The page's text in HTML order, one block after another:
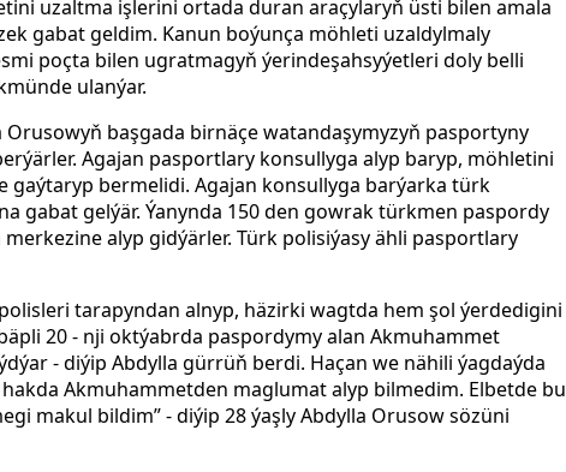
uzaltma işlerini ortada duran araçylaryň üsti bilen amala
gabat geldim. Kanun boýunça möhleti uzaldylmaly
poçta bilen ugratmagyň ýerindeşahsyýetleri doly belli
ulanýar.
Orusowyň başgada birnäçe watandaşymyzyň pasportyny
Agajan pasportlary konsullyga alyp baryp, möhletini
gaýtaryp bermelidi. Agajan konsullyga barýarka türk
gabat gelýär. Ýanynda 150 den gowrak türkmen paspordy
alyp gidýärler. Türk polisiýasy ähli pasportlary
tarapyndan alnyp, häzirki wagtda hem şol ýerdedigini
20 - nji oktýabrda paspordymy alan Akmuhammet
- diýip Abdylla gürrüň berdi. Haçan we nähili ýagdaýda
Akmuhammetden maglumat alyp bilmedim. Elbetde bu
makul bildim” - diýip 28 ýaşly Abdylla Orusow sözüni